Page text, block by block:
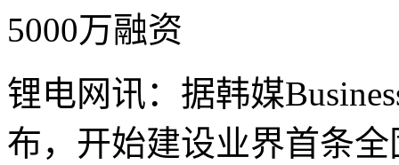
锂电网讯：据韩媒
布，开始建设业界首条